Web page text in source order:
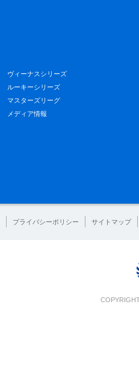
ヴィーナスシリーズ
ルーキーシリーズ
マスターズリーグ
メディア情報
プライバシーポリシー サイトマップ